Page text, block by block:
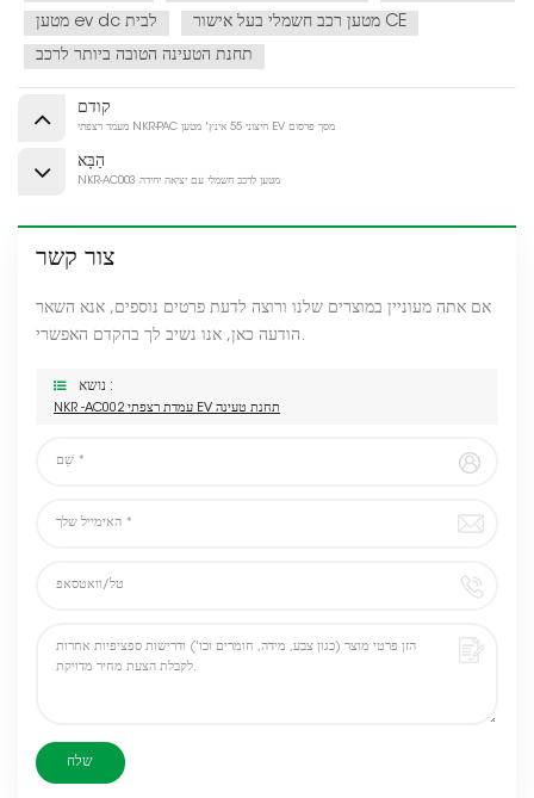
מטען ev dc לבית
מטען רכב חשמלי בעל אישור CE
תחנת הטעינה הטובה ביותר לרכב
קודם
מעמד רצפתי NKR-PAC חיצוני 55 אינץ' מטען EV מסך פרסום
הַבָּא
NKR-AC003 מטען לרכב חשמלי עם יציאה יחידה
צור קשר
אם אתה מעוניין במוצרים שלנו ורוצה לדעת פרטים נוספים, אנא השאר
הודעה כאן, אנו נשיב לך בהקדם האפשרי.
נושא :
NKR -AC002 עמדת רצפתי EV תחנת טעינה
שלח